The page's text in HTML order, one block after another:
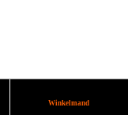
Winkelmand